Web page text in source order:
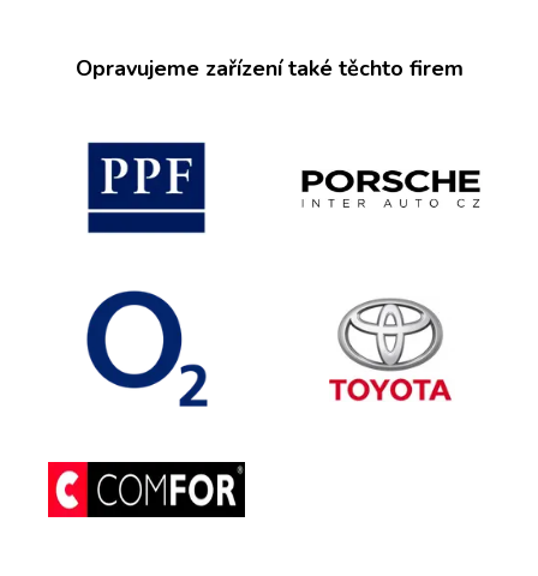
Opravujeme zařízení také těchto firem